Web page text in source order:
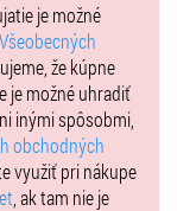
je možné
Všeobecných
že kúpne
je možné uhradiť
inými spôsobmi,
obchodných
využiť pri nákupe
, ak tam nie je